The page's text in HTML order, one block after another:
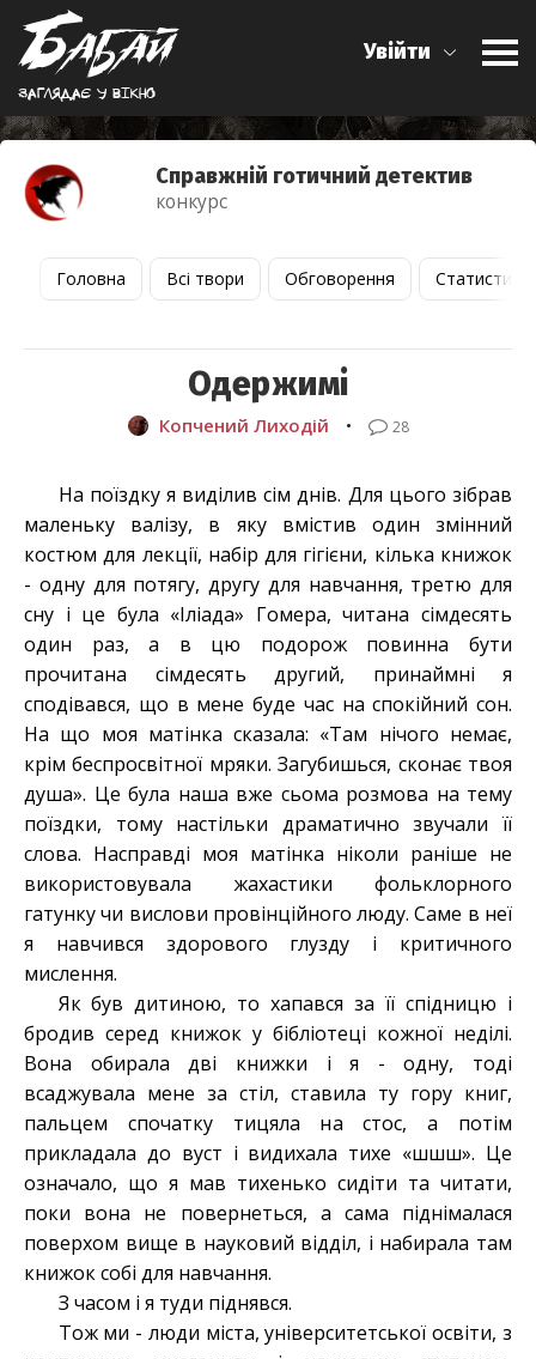
Заглядає у вiкно
Увійти
Справжній готичний детектив
конкурс
Головна Всі твори Обговорення Статистика
Одержимі
Копчений Лиходій • 28
На поїздку я виділив сім днів. Для цього зібрав
маленьку валізу, в яку вмістив один змінний
костюм для лекції, набір для гігієни, кілька книжок
- одну для потягу, другу для навчання, третю для
сну і це була «Іліада» Гомера, читана сімдесять
один раз, а в цю подорож повинна бути
прочитана сімдесять другий, принаймні я
сподівався, що в мене буде час на спокійний сон.
На що моя матінка сказала: «Там нічого немає,
крім беспросвітної мряки. Загубишься, сконає твоя
душа». Це була наша вже сьома розмова на тему
поїздки, тому настільки драматично звучали її
слова. Насправді моя матінка ніколи раніше не
використовувала жахастики фольклорного
гатунку чи вислови провінційного люду. Саме в неї
я навчився здорового глузду і критичного
мислення.
Як був дитиною, то хапався за її спідницю і
бродив серед книжок у бібліотеці кожної неділі.
Вона обирала дві книжки і я - одну, тоді
всаджувала мене за стіл, ставила ту гору книг,
пальцем спочатку тицяла на стос, а потім
прикладала до вуст і видихала тихе «шшш». Це
означало, що я мав тихенько сидіти та читати,
поки вона не повернеться, а сама піднімалася
поверхом вище в науковий відділ, і набирала там
книжок собі для навчання.
З часом і я туди піднявся.
Тож ми - люди міста, університетської освіти, з